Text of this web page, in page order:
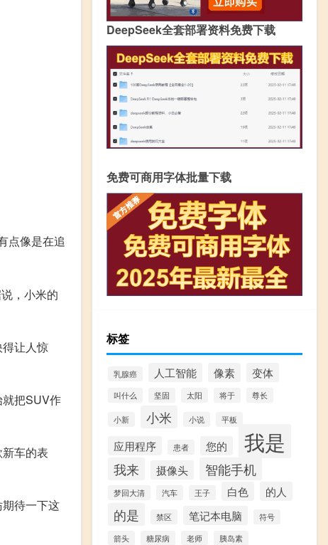
点像是在追
，小米的
让人惊
把SUV作
车的表
待一下这
DeepSeek全套部署资料免费下载
免费可商用字体批量下载
标签
乳腺癌 人工智能 像素 变体
叫什么 坚固 太阳 将于 尊长
小新 小米 小说 平板
应用程序 患者 您的 我是
我来 摄像头 智能手机
梦回大清 汽车 王子 白色 的人
的是 禁区 笔记本电脑
符号
箭头
糖尿病 老师 胰岛素